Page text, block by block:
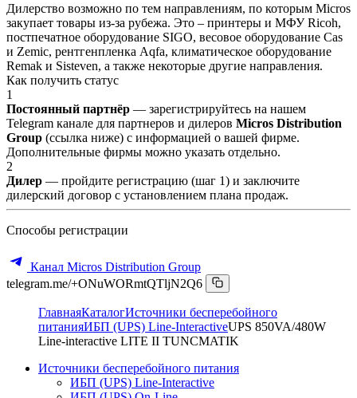
Дилерство возможно по тем направлениям, по которым Micros
закупает товары из-за рубежа. Это – принтеры и МФУ Ricoh,
постпечатное оборудование SIGO, весовое оборудование Cas
и Zemic, рентгенпленка Aqfa, климатическое оборудование
Remak и Sisteven, а также некоторые другие направления.
Как получить статус
1
Постоянный партнёр — зарегистрируйтесь на нашем
Telegram канале для партнеров и дилеров Micros Distribution
Group (ссылка ниже) с информацией о вашей фирме.
Дополнительные фирмы можно указать отдельно.
2
Дилер — пройдите регистрацию (шаг 1) и заключите
дилерский договор с установлением плана продаж.
Способы регистрации
Канал Micros Distribution Group
telegram.me/+ONuWORmtQTljN2Q6
ГлавнаяКаталогИсточники бесперебойного
питанияИБП (UPS) Line-InteractiveUPS 850VA/480W
Line-interactive LITE II TUNCMATIK
Источники бесперебойного питания
ИБП (UPS) Line-Interactive